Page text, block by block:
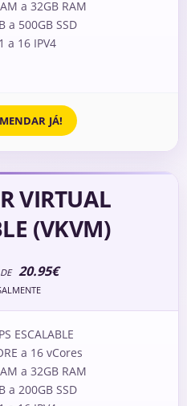
a 32GB RAM
a 500GB SSD
a 16 IPV4
JÁ!
VIRTUAL
(VKVM)
20.95€
ESCALABLE
a 16 vCores
a 32GB RAM
a 200GB SSD